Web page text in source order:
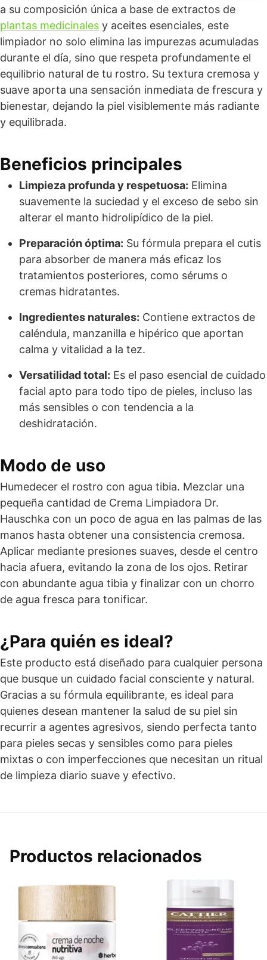
a su composición única a base de extractos de
plantas medicinales y aceites esenciales, este
limpiador no solo elimina las impurezas acumuladas
durante el día, sino que respeta profundamente el
equilibrio natural de tu rostro. Su textura cremosa y
suave aporta una sensación inmediata de frescura y
bienestar, dejando la piel visiblemente más radiante
y equilibrada.
Beneficios principales
Limpieza profunda y respetuosa: Elimina
suavemente la suciedad y el exceso de sebo sin
alterar el manto hidrolipídico de la piel.
Preparación óptima: Su fórmula prepara el cutis
para absorber de manera más eficaz los
tratamientos posteriores, como sérums o
cremas hidratantes.
Ingredientes naturales: Contiene extractos de
caléndula, manzanilla e hipérico que aportan
calma y vitalidad a la tez.
Versatilidad total: Es el paso esencial de cuidado
facial apto para todo tipo de pieles, incluso las
más sensibles o con tendencia a la
deshidratación.
Modo de uso
Humedecer el rostro con agua tibia. Mezclar una
pequeña cantidad de Crema Limpiadora Dr.
Hauschka con un poco de agua en las palmas de las
manos hasta obtener una consistencia cremosa.
Aplicar mediante presiones suaves, desde el centro
hacia afuera, evitando la zona de los ojos. Retirar
con abundante agua tibia y finalizar con un chorro
de agua fresca para tonificar.
¿Para quién es ideal?
Este producto está diseñado para cualquier persona
que busque un cuidado facial consciente y natural.
Gracias a su fórmula equilibrante, es ideal para
quienes desean mantener la salud de su piel sin
recurrir a agentes agresivos, siendo perfecta tanto
para pieles secas y sensibles como para pieles
mixtas o con imperfecciones que necesitan un ritual
de limpieza diario suave y efectivo.
Productos relacionados